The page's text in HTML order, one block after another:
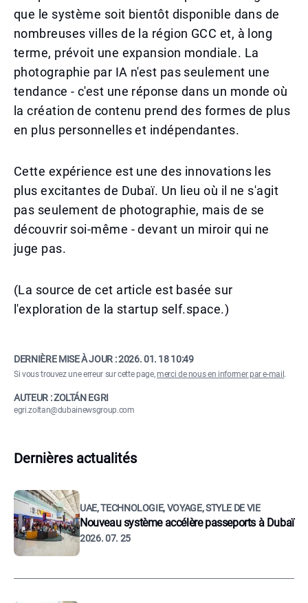
que le système soit bientôt disponible dans de
nombreuses villes de la région GCC et, à long
terme, prévoit une expansion mondiale. La
photographie par IA n'est pas seulement une
tendance - c'est une réponse dans un monde où
la création de contenu prend des formes de plus
en plus personnelles et indépendantes.
Cette expérience est une des innovations les
plus excitantes de Dubaï. Un lieu où il ne s'agit
pas seulement de photographie, mais de se
découvrir soi-même - devant un miroir qui ne
juge pas.
(La source de cet article est basée sur
l'exploration de la startup self.space.)
DERNIÈRE MISE À JOUR :2026. 01. 18 10:49
Si vous trouvez une erreur sur cette page,merci de nous en informer par e-mail .
AUTEUR : ZOLTÁN EGRI
egri.zoltan@dubainewsgroup.com
Dernières actualités
UAE, TECHNOLOGIE, VOYAGE, STYLE DE VIE
Nouveau système accélère passeports à Dubaï
2026. 07. 25